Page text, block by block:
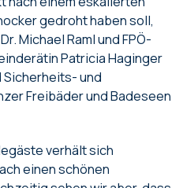
gedroht haben soll,
Michael Raml und FPÖ-
Patricia Haginger
Sicherheits- und
Freibäder und Badeseen
verhält sich
einen schönen